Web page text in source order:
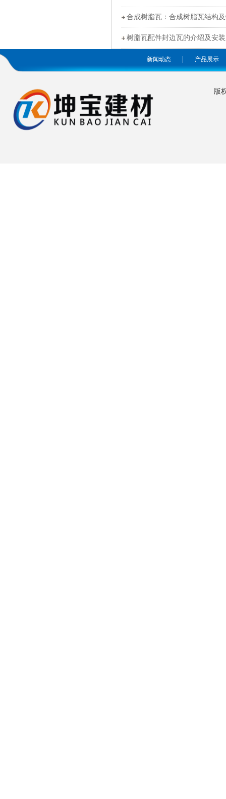
合成树脂瓦：合成树脂瓦结构
树脂瓦配件封边瓦的介绍及安
新闻动态 产品展示
版